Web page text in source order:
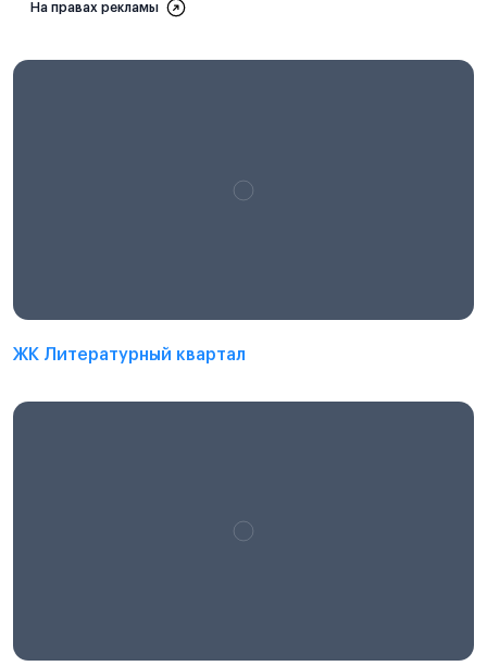
На правах рекламы
ЖК Литературный квартал